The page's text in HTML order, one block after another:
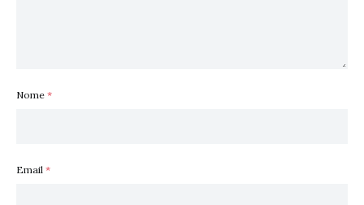
Nome *
Email *